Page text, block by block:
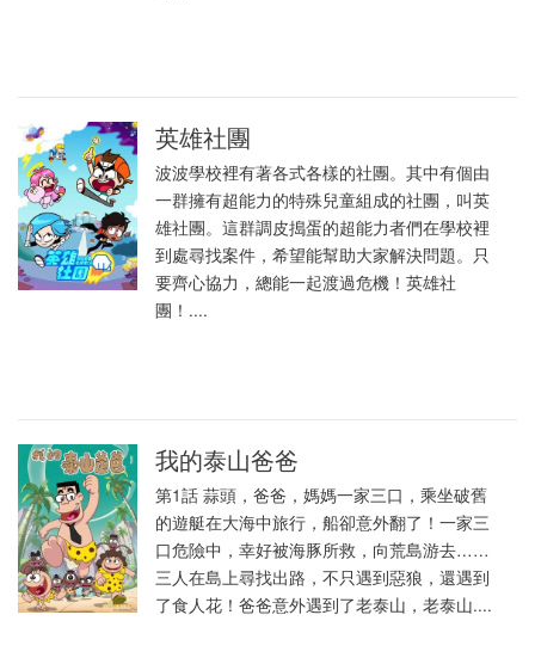
英雄社團
波波學校裡有著各式各樣的社團。其中有個由
一群擁有超能力的特殊兒童組成的社團，叫英
雄社團。這群調皮搗蛋的超能力者們在學校裡
到處尋找案件，希望能幫助大家解決問題。只
要齊心協力，總能一起渡過危機！英雄社
團！....
我的泰山爸爸
第1話 蒜頭，爸爸，媽媽一家三口，乘坐破舊
的遊艇在大海中旅行，船卻意外翻了！一家三
口危險中，幸好被海豚所救，向荒島游去……
三人在島上尋找出路，不只遇到惡狼，還遇到
了食人花！爸爸意外遇到了老泰山，老泰山....